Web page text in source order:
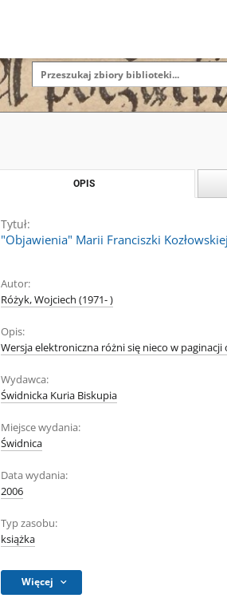
OPIS
Tytuł:
"Objawienia" Marii Franciszki
Autor:
Różyk, Wojciech (1971- )
Opis:
Wersja elektroniczna różni się nieco w
Wydawca:
Świdnicka Kuria Biskupia
Miejsce wydania:
Świdnica
Data wydania:
2006
Typ zasobu:
książka
Więcej